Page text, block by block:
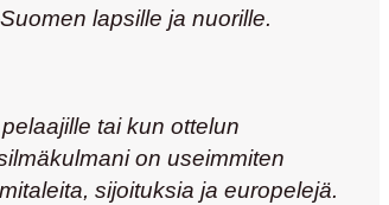
lapsille ja nuorille.
tai kun ottelun
on useimmiten
sijoituksia ja europelejä.